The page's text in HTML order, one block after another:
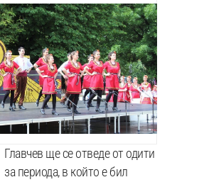
Главчев ще се отведе от одити
за периода, в който е бил